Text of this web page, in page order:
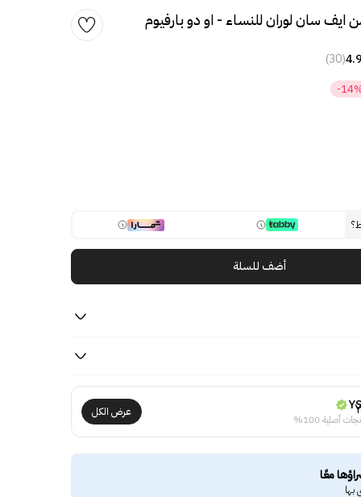
ايف سان لوران للنساء - او دو بارفيوم
4.9
(30)
-
أضف للسلة
أصلية 100%
عرض الكل
معًا
بها